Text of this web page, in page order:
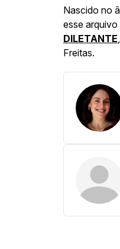
Nascido no
esse arquivo
DILETANTE
Freitas.